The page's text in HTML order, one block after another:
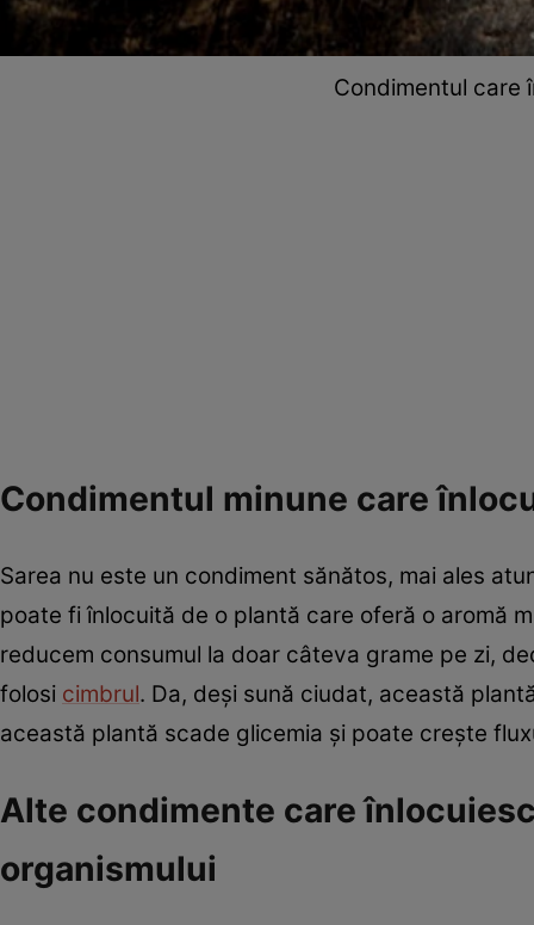
Condimentul care
Condimentul minune care
Sarea nu este un condiment sănătos, mai ales
poate fi înlocuită de o plantă care oferă o aromă
reducem consumul la doar câteva grame pe zi,
folosi cimbrul. Da, deși sună ciudat, această
această plantă scade glicemia și poate crește
Alte condimente care
organismului